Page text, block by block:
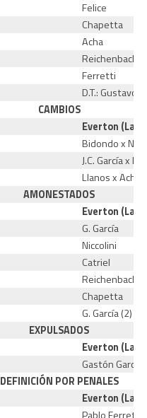
Felice
Chapetta
Acha
Reichenbach
Ferretti
D.T.: Gustavo
CAMBIOS
Everton (La
Bidondo x
J.C. García x
Llanos x Acha
AMONESTADOS
Everton (La
G. García
Niccolini
Catriel
Reichenbach
Chapetta
G. García (2)
EXPULSADOS
Everton (La
Gastón García
DEFINICIÓN POR PENALES
Everton (La